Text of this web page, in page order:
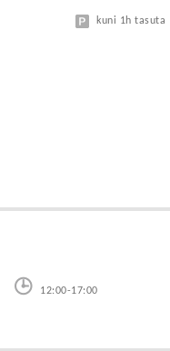
kuni 1h tasuta
12:00-17:00